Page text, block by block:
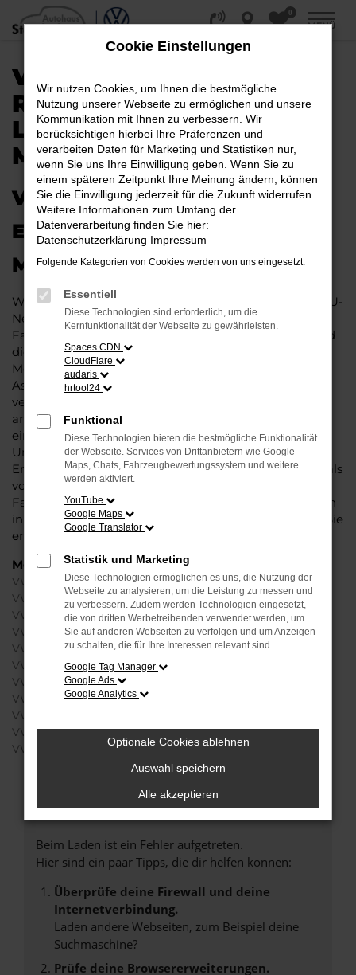
Zum
Hauptinhalt
0
MENÜ
VW EU-NEUWAGEN /
REIMPORT |
LIEFERSERVICE NACH
MÜNSTER
VW EU-NEUWAGEN–
ERSTKLASSIG MOBIL IN
MÜNSTER
Wenn Sie viel in Münster unterwegs sind, ist ein VW EU-
Neuwagen die beste Wahl, die Sie treffen können. Die
Fahrzeuge bestechen durch Ihre enorme Qualität und
die erstklassige Verarbeitung. Gerade die aktuellen
Modellgenerationen tragen bereits die neuen
Assistenten und Sicherheitsfunktionen in sich und
vereinen auf diese Weise Komfort und ein rundum
angenehmes Fahrgefühl. Hinzu kommt, dass Sie mit
einem VW EU-Neuwagen die Luft in Münster und die
Umwelt in Ihrer Stadt schonen. Hinsichtlich der
Emissionen erweist sich der Hersteller immer wieder als
vorbildlich und präsentiert überaus nachhaltige
Fahrzeuge. Jeder VW EU-Neuwagen für Münster kann
in unserem Konfigurator zusammengestellt werden. Sie
erhalten somit ein rundum individuelles Fahrzeug.
Modelle
VW Golf Neuwagen Münster
VW Passat Variant Neuwagen Münster
VW Polo Neuwagen Münster
VW T-Roc Neuwagen Münster
VW Tiguan Neuwagen Münster
VW T-Cross Neuwagen Münster
VW ID.3 Neuwagen Münster
VW ID.4 Neuwagen Münster
VW Taigo Neuwagen Münster
VW ID.5 Neuwagen Münster
VW ID.7 Neuwagen Münster
FEHLER: NETWORK ERROR
Beim Laden ist ein Fehler aufgetreten.
Hier sind ein paar Tipps, die dir helfen können:
Überprüfe deine Firewall und deine
Internetverbindung.
Laden andere Webseiten, zum Beispiel deine
Suchmaschine?
Prüfe deine Browsererweiterungen.
Cookie Einstellungen
Wir nutzen Cookies, um Ihnen die bestmögliche
Nutzung unserer Webseite zu ermöglichen und unsere
Kommunikation mit Ihnen zu verbessern. Wir
berücksichtigen hierbei Ihre Präferenzen und
verarbeiten Daten für Marketing und Statistiken nur,
wenn Sie uns Ihre Einwilligung geben. Wenn Sie zu
einem späteren Zeitpunkt Ihre Meinung ändern, können
Sie die Einwilligung jederzeit für die Zukunft widerrufen.
Weitere Informationen zum Umfang der
Datenverarbeitung finden Sie hier:
Datenschutzerklärung Impressum
Folgende Kategorien von Cookies werden von uns eingesetzt:
Essentiell
Diese Technologien sind erforderlich, um die
Kernfunktionalität der Webseite zu gewährleisten.
Spaces CDN
CloudFlare
audaris
hrtool24
Funktional
Diese Technologien bieten die bestmögliche Funktionalität
der Webseite. Services von Drittanbietern wie Google
Maps, Chats, Fahrzeugbewertungssystem und weitere
werden aktiviert.
YouTube
Google Maps
Google Translator
Statistik und Marketing
Diese Technologien ermöglichen es uns, die Nutzung der
Webseite zu analysieren, um die Leistung zu messen und
zu verbessern. Zudem werden Technologien eingesetzt,
die von dritten Werbetreibenden verwendet werden, um
Sie auf anderen Webseiten zu verfolgen und um Anzeigen
zu schalten, die für Ihre Interessen relevant sind.
Google Tag Manager
Google Ads
Google Analytics
Optionale Cookies ablehnen
Auswahl speichern
Alle akzeptieren